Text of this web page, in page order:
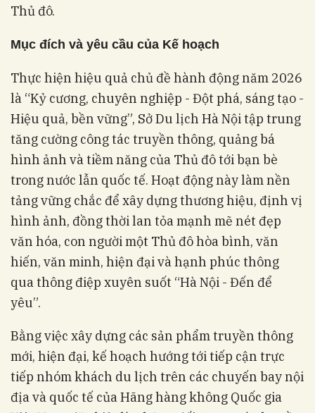
Thủ đô.
Mục đích và yêu cầu của Kế hoạch
Thực hiện hiệu quả chủ đề hành động năm 2026
là “Kỷ cương, chuyên nghiệp - Đột phá, sáng tạo -
Hiệu quả, bền vững”, Sở Du lịch Hà Nội tập trung
tăng cường công tác truyền thông, quảng bá
hình ảnh và tiềm năng của Thủ đô tới bạn bè
trong nước lẫn quốc tế. Hoạt động này làm nền
tảng vững chắc để xây dựng thương hiệu, định vị
hình ảnh, đồng thời lan tỏa mạnh mẽ nét đẹp
văn hóa, con người một Thủ đô hòa bình, văn
hiến, văn minh, hiện đại và hạnh phúc thông
qua thông điệp xuyên suốt “Hà Nội - Đến để
yêu”.
Bằng việc xây dựng các sản phẩm truyền thông
mới, hiện đại, kế hoạch hướng tới tiếp cận trực
tiếp nhóm khách du lịch trên các chuyến bay nội
địa và quốc tế của Hãng hàng không Quốc gia